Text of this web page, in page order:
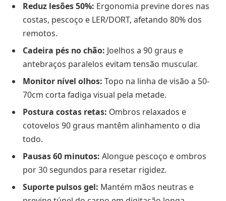
Reduz lesões 50%: Ergonomia previne dores nas
costas, pescoço e LER/DORT, afetando 80% dos
remotos.
Cadeira pés no chão: Joelhos a 90 graus e
antebraços paralelos evitam tensão muscular.
Monitor nível olhos: Topo na linha de visão a 50-
70cm corta fadiga visual pela metade.
Postura costas retas: Ombros relaxados e
cotovelos 90 graus mantêm alinhamento o dia
todo.
Pausas 60 minutos: Alongue pescoço e ombros
por 30 segundos para resetar rigidez.
Suporte pulsos gel: Mantém mãos neutras e